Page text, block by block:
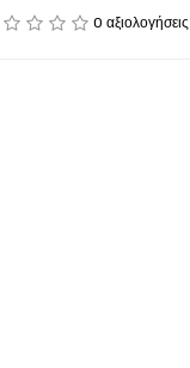
0 αξιολογήσεις